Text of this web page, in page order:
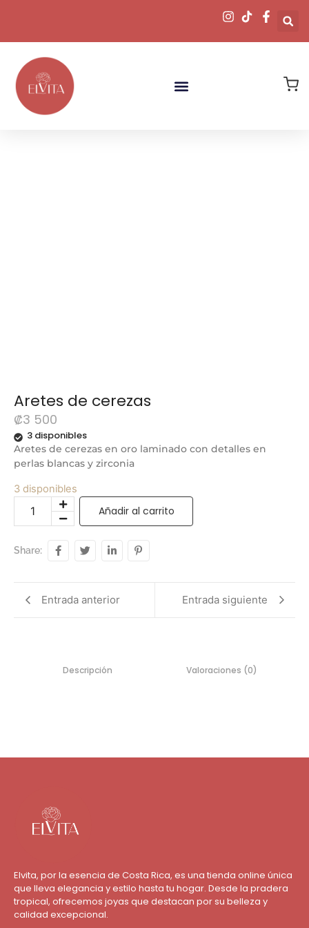
Aretes de cerezas
₡3 500
3 disponibles
Aretes de cerezas en oro laminado con detalles en
perlas blancas y zirconia
3 disponibles
Añadir al carrito
Share:
Entrada anterior Entrada siguiente
Descripción Valoraciones (0)
Elvita, por la esencia de Costa Rica, es una tienda online única
que lleva elegancia y estilo hasta tu hogar. Desde la pradera
tropical, ofrecemos joyas que destacan por su belleza y
calidad excepcional.